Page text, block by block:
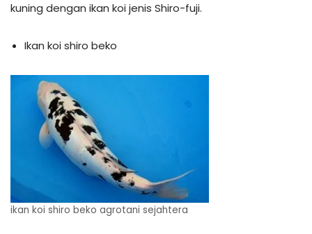
kuning dengan ikan koi jenis Shiro-fuji.
Ikan koi shiro beko
ikan koi shiro beko agrotani sejahtera